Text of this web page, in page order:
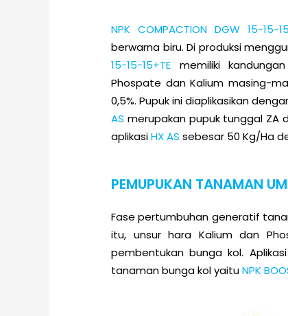
NPK COMPACTION DGW 15-15-
berwarna biru. Di produksi
15-15-15+TE memiliki
Phospate dan Kalium masing-
0,5%. Pupuk ini diaplikasikan
AS merupakan pupuk tunggal ZA
aplikasiHX AS sebesar 50 Kg/Ha
PEMUPUKAN TANAMAN
Fase pertumbuhan generatif
itu, unsur hara Kalium dan
pembentukan bunga kol.
tanaman bunga kol yaituNPK